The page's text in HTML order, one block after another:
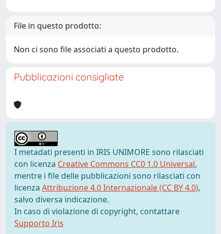
File in questo prodotto:
Non ci sono file associati a questo prodotto.
Pubblicazioni consigliate
I metadati presenti in IRIS UNIMORE sono rilasciati
con licenza Creative Commons CC0 1.0 Universal,
mentre i file delle pubblicazioni sono rilasciati con
licenza Attribuzione 4.0 Internazionale (CC BY 4.0),
salvo diversa indicazione.
In caso di violazione di copyright, contattare
Supporto Iris